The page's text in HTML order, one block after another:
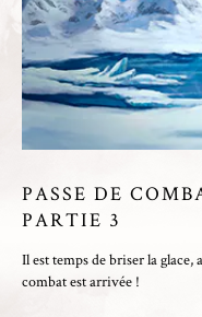
PASSE DE
PARTIE 3
Il est temps de briser la
combat est arrivée !